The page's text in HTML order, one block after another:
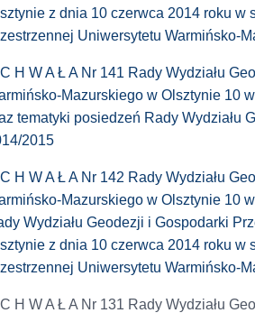
z dnia 10 czerwca 2014 roku
Uniwersytetu Warmińsko-
H W A Ł A Nr 141 Rady Wydziału
Mazurskiego w Olsztynie 10
tematyki posiedzeń Rady Wydziału
2015
H W A Ł A Nr 142 Rady Wydziału
Mazurskiego w Olsztynie 10
Wydziału Geodezji i Gospodarki
z dnia 10 czerwca 2014 roku
Uniwersytetu Warmińsko-
H W A Ł A Nr 131 Rady Wydziału